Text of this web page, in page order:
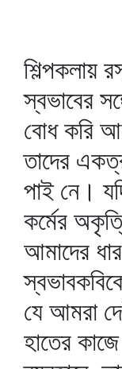
শিল্পকলায়
স্বভাবের
বোধ করি
তাদের
পাই নে।
কর্মের
আমাদের
যে আমরা
হাতের